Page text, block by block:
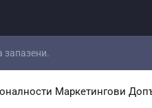
запазени.
Маркетингови